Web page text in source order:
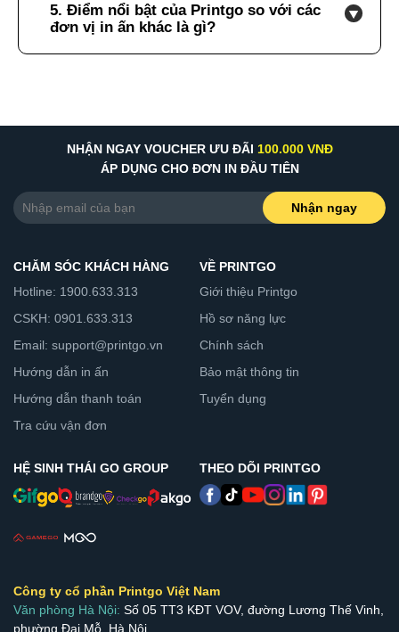
5. Điểm nổi bật của Printgo so với các
đơn vị in ấn khác là gì?
NHẬN NGAY VOUCHER ƯU ĐÃI 100.000 VNĐ
ÁP DỤNG CHO ĐƠN IN ĐẦU TIÊN
Nhận ngay
CHĂM SÓC KHÁCH HÀNG
Hotline: 1900.633.313
CSKH: 0901.633.313
Email: support@printgo.vn
Hướng dẫn in ấn
Hướng dẫn thanh toán
Tra cứu vận đơn
VỀ PRINTGO
Giới thiệu Printgo
Hồ sơ năng lực
Chính sách
Bảo mật thông tin
Tuyển dụng
HỆ SINH THÁI GO GROUP THEO DÕI PRINTGO
Công ty cổ phần Printgo Việt Nam
Văn phòng Hà Nội: Số 05 TT3 KĐT VOV, đường Lương Thế Vinh,
phường Đại Mỗ, Hà Nội.